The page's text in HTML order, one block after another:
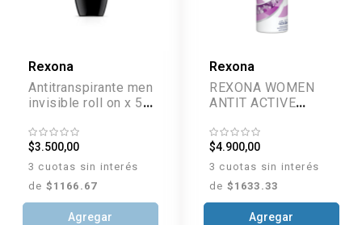
Rexona
Antitranspirante men
invisible roll on x 50
$3.500,00
3 cuotas sin interés
de $1166.67
Agregar
Rexona
REXONA WOMEN
ANTIT ACTIVE
X 150ML
$4.900,00
3 cuotas sin interés
de $1633.33
Agregar